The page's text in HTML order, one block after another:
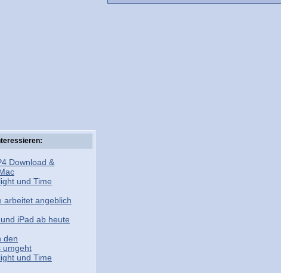
Download &
und Time
arbeitet angeblich
iPad ab heute
den
umgeht
und Time